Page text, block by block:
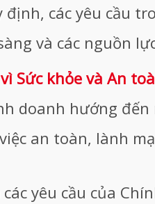
các yêu cầu
và các nguồn
Sức khỏe và An
doanh hướng
an toàn, lành
yêu cầu của